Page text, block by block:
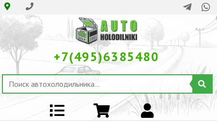
+7(495)6385480